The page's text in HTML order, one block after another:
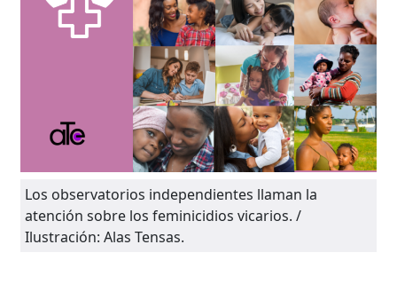
Los observatorios independientes llaman la
atención sobre los feminicidios vicarios. /
Ilustración: Alas Tensas.